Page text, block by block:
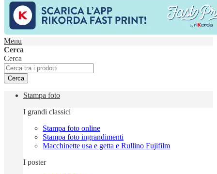
Menu
Cerca
Cerca
Cerca
Stampa foto
I grandi classici
Stampa foto online
Stampa foto ingrandimenti
Macchinette usa e getta e Rullino Fujifilm
I poster